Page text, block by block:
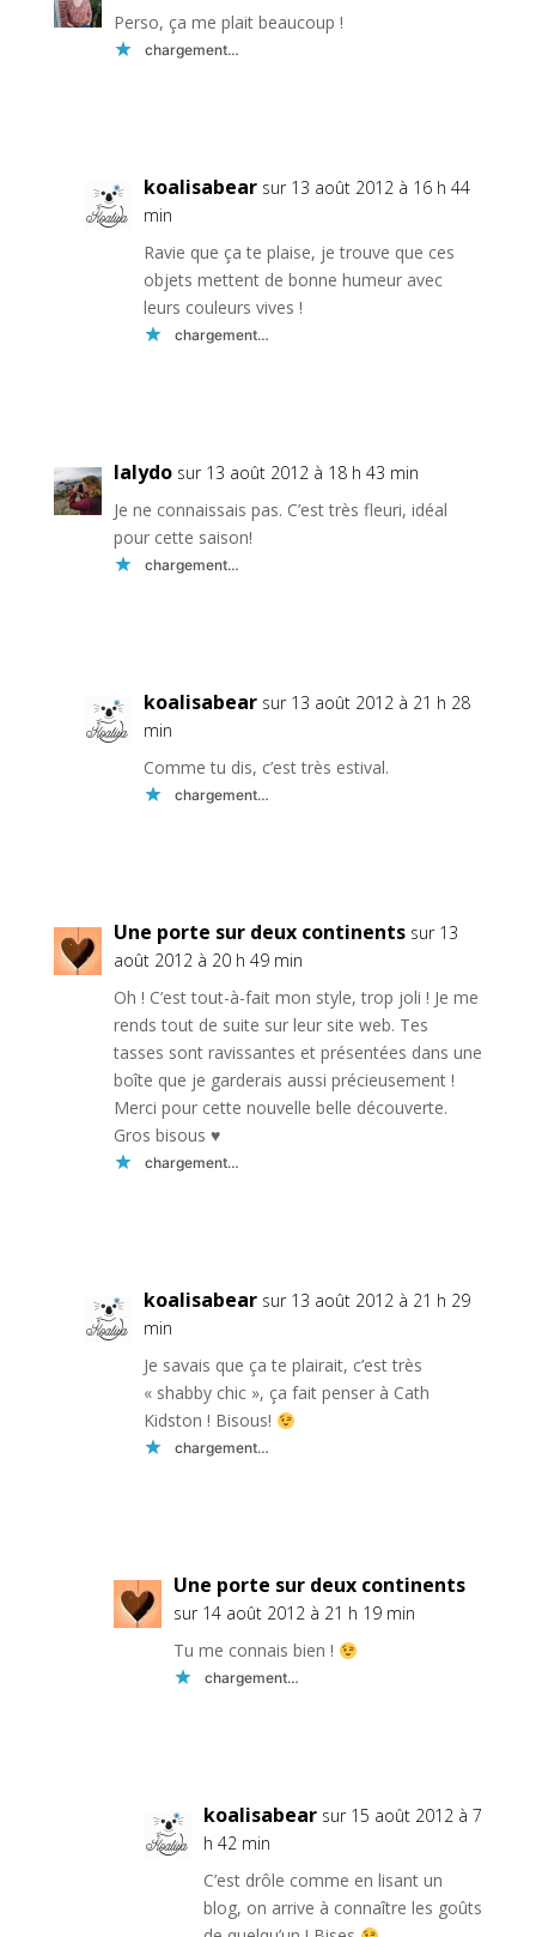
Perso, ça me plait beaucoup !
chargement…
koalisabear sur 13 août 2012 à 16 h 44
min
Ravie que ça te plaise, je trouve que ces
objets mettent de bonne humeur avec
leurs couleurs vives !
chargement…
lalydo sur 13 août 2012 à 18 h 43 min
Je ne connaissais pas. C’est très fleuri, idéal
pour cette saison!
chargement…
koalisabear sur 13 août 2012 à 21 h 28
min
Comme tu dis, c’est très estival.
chargement…
Une porte sur deux continents sur 13
août 2012 à 20 h 49 min
Oh ! C’est tout-à-fait mon style, trop joli ! Je me
rends tout de suite sur leur site web. Tes
tasses sont ravissantes et présentées dans une
boîte que je garderais aussi précieusement !
Merci pour cette nouvelle belle découverte.
Gros bisous ♥
chargement…
koalisabear sur 13 août 2012 à 21 h 29
min
Je savais que ça te plairait, c’est très
« shabby chic », ça fait penser à Cath
Kidston ! Bisous!
chargement…
Une porte sur deux continents
sur 14 août 2012 à 21 h 19 min
Tu me connais bien !
chargement…
koalisabear sur 15 août 2012 à 7
h 42 min
C’est drôle comme en lisant un
blog, on arrive à connaître les goûts